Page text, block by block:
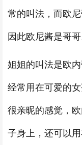
常的叫法，而欧
因此欧尼酱是哥哥
姐姐的叫法是欧
经常用在可爱的
很亲昵的感觉，
子身上，还可以